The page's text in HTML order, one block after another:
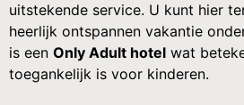
uitstekende service. U kunt hier
heerlijk ontspannen vakantie
is een Only Adult hotel wat
toegankelijk is voor kinderen.